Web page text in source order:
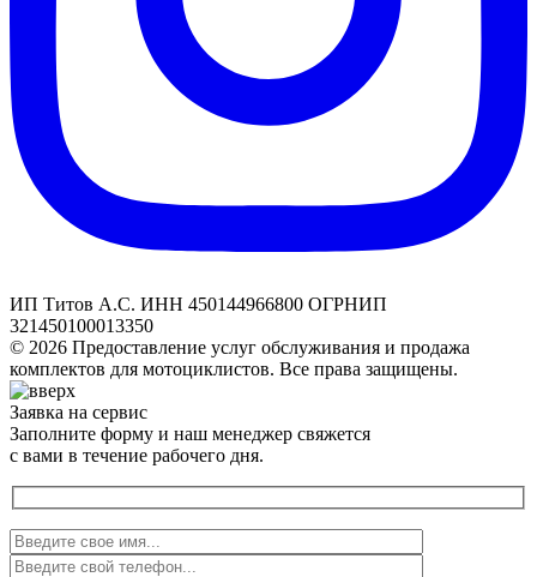
ИП Титов А.С. ИНН 450144966800 ОГРНИП
321450100013350
© 2026 Предоставление услуг обслуживания и продажа
комплектов для мотоциклистов. Все права защищены.
Заявка на сервис
Заполните форму и наш менеджер свяжется
с вами в течение рабочего дня.